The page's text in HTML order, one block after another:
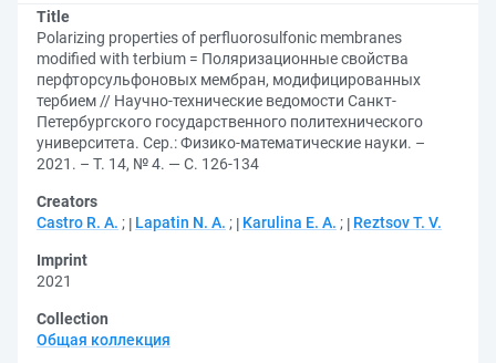
Title
Polarizing properties of perfluorosulfonic membranes
modified with terbium = Поляризационные свойства
перфторсульфоновых мембран, модифицированных
тербием // Научно-технические ведомости Санкт-
Петербургского государственного политехнического
университета. Сер.: Физико-математические науки. –
2021. – Т. 14, № 4. — С. 126-134
Creators
Castro R. A. ; Lapatin N. A. ; Karulina E. A. ; Reztsov T. V.
Imprint
2021
Collection
Общая коллекция